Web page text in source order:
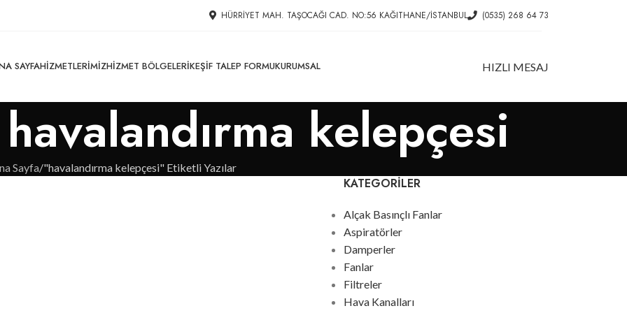
HÜRRIYET MAH. TAŞOCAĞI CAD. NO:56 KAĞITHANE/İSTANBUL (0535) 268 64 73
SAYFAHIZMETLERIMIZHIZMET BÖLGELERIKEŞIF TALEP FORMUKURUMSAL HIZLI MESAJ
kelepçesi
Sayfa "havalandırma kelepçesi" Etiketli Yazılar
KATEGORILER
Alçak Basınçlı Fanlar
Aspiratörler
Damperler
Fanlar
Filtreler
Hava Kanalları